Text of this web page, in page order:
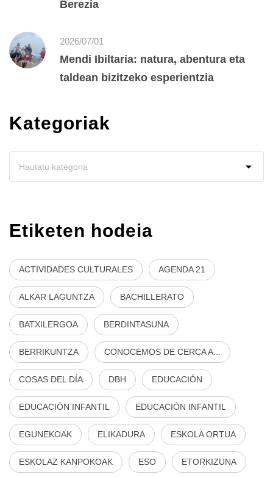
Berezia
2026/07/01
Mendi Ibiltaria: natura, abentura eta
taldean bizitzeko esperientzia
Kategoriak
Etiketen hodeia
ACTIVIDADES CULTURALES AGENDA 21
ALKAR LAGUNTZA BACHILLERATO
BATXILERGOA BERDINTASUNA
BERRIKUNTZA CONOCEMOS DE CERCA A...
COSAS DEL DÍA DBH EDUCACIÓN
EDUCACIÓN INFANTIL EDUCACIÓN INFANTIL
EGUNEKOAK ELIKADURA ESKOLA ORTUA
ESKOLAZ KANPOKOAK ESO ETORKIZUNA